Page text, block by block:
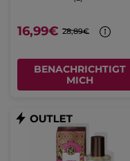
16,99€ 28,89€
BENACHRICHTIGT
MICH